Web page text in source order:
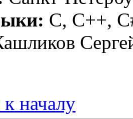
C, C++,
началу